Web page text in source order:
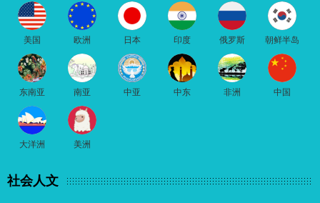
美国 欧洲 日本 印度 俄罗斯 朝鲜半岛
东南亚 南亚 中亚 中东 非洲 中国
大洋洲 美洲
社会人文